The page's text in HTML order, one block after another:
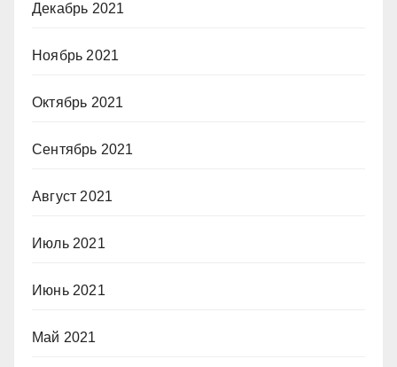
Декабрь 2021
Ноябрь 2021
Октябрь 2021
Сентябрь 2021
Август 2021
Июль 2021
Июнь 2021
Май 2021